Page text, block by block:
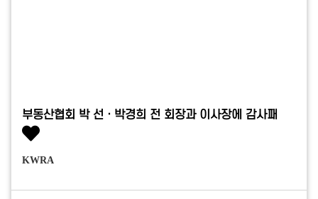
부동산협회 박 선ㆍ박경희 전 회장과 이사장에 감사패
KWRA